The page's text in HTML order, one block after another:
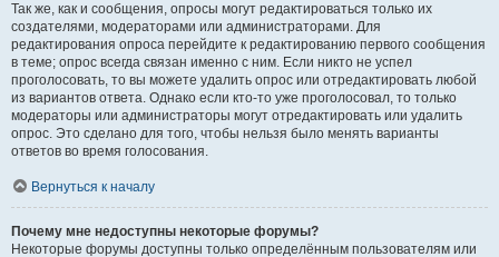
Так же, как и сообщения, опросы могут редактироваться только их
создателями, модераторами или администраторами. Для
редактирования опроса перейдите к редактированию первого сообщения
в теме; опрос всегда связан именно с ним. Если никто не успел
проголосовать, то вы можете удалить опрос или отредактировать любой
из вариантов ответа. Однако если кто-то уже проголосовал, то только
модераторы или администраторы могут отредактировать или удалить
опрос. Это сделано для того, чтобы нельзя было менять варианты
ответов во время голосования.
Вернуться к началу
Почему мне недоступны некоторые форумы?
Некоторые форумы доступны только определённым пользователям или